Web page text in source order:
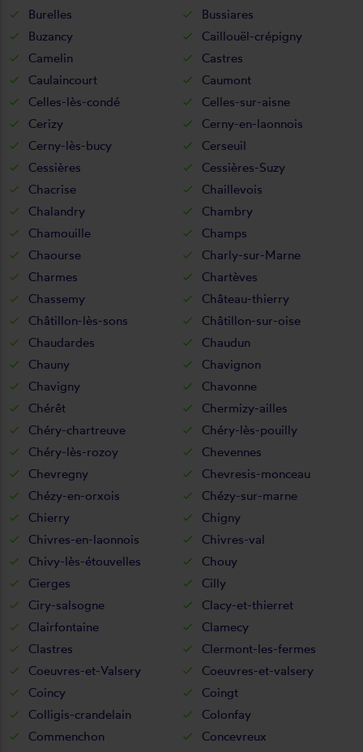
Burelles
Bussiares
Buzancy
Caillouël-crépigny
Camelin
Castres
Caulaincourt
Caumont
Celles-lès-condé
Celles-sur-aisne
Cerizy
Cerny-en-laonnois
Cerny-lès-bucy
Cerseuil
Cessières
Cessières-Suzy
Chacrise
Chaillevois
Chalandry
Chambry
Chamouille
Champs
Chaourse
Charly-sur-Marne
Charmes
Chartèves
Chassemy
Château-thierry
Châtillon-lès-sons
Châtillon-sur-oise
Chaudardes
Chaudun
Chauny
Chavignon
Chavigny
Chavonne
Chérêt
Chermizy-ailles
Chéry-chartreuve
Chéry-lès-pouilly
Chéry-lès-rozoy
Chevennes
Chevregny
Chevresis-monceau
Chézy-en-orxois
Chézy-sur-marne
Chierry
Chigny
Chivres-en-laonnois
Chivres-val
Chivy-lès-étouvelles
Chouy
Cierges
Cilly
Ciry-salsogne
Clacy-et-thierret
Clairfontaine
Clamecy
Clastres
Clermont-les-fermes
Coeuvres-et-Valsery
Coeuvres-et-valsery
Coincy
Coingt
Colligis-crandelain
Colonfay
Commenchon
Concevreux